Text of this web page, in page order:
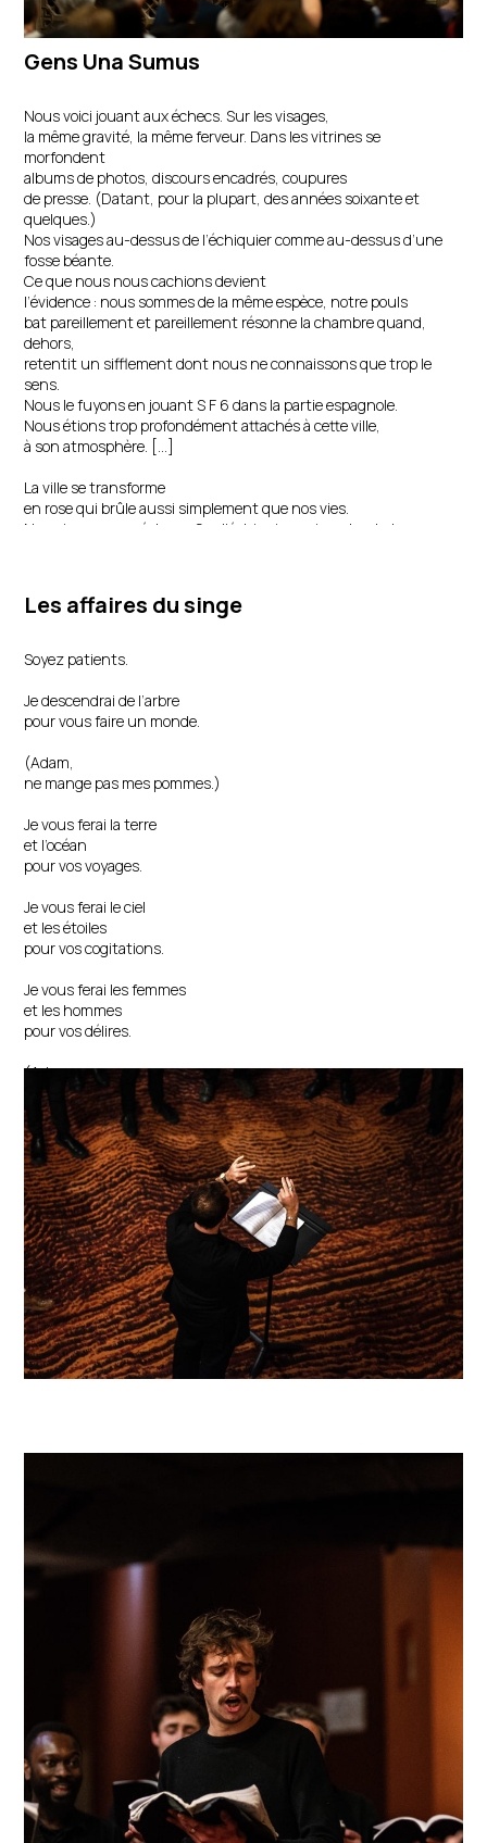
Gens Una Sumus
Nous voici jouant aux échecs. Sur les visages,
la même gravité, la même ferveur. Dans les vitrines se
morfondent
albums de photos, discours encadrés, coupures
de presse. (Datant, pour la plupart, des années soixante et
quelques.)
Nos visages au-dessus de l’échiquier comme au-dessus d’une
fosse béante.
Ce que nous nous cachions devient
l’évidence : nous sommes de la même espèce, notre pouls
bat pareillement et pareillement résonne la chambre quand,
dehors,
retentit un sifflement dont nous ne connaissons que trop le
sens.
Nous le fuyons en jouant S F 6 dans la partie espagnole.
Nous étions trop profondément attachés à cette ville,
à son atmosphère. […]
La ville se transforme
en rose qui brûle aussi simplement que nos vies.
Nous jouons aux échecs. Sur l’échiquier – pierre tombale –
car : nous sommes de la même espèce.
traduction : Mireille Robin
Les affaires du singe
Soyez patients.
Je descendrai de l’arbre
pour vous faire un monde.
(Adam,
ne mange pas mes pommes.)
Je vous ferai la terre
et l’océan
pour vos voyages.
Je vous ferai le ciel
et les étoiles
pour vos cogitations.
Je vous ferai les femmes
et les hommes
pour vos délires.
(Adam,
ne mange pas mes pommes,
ne te mêle pas des affaires du singe.)
Je descendrai de l’arbre
pour vous faire un monde.
Soyez raisonnables.
Slobodan Jovalekic (Monténégro)
traduction : Alain Bosquet